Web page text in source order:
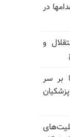
در
و
بر سر